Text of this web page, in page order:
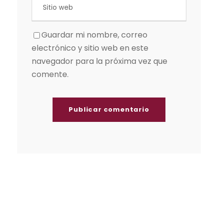
Guardar mi nombre, correo
electrónico y sitio web en este
navegador para la próxima vez que
comente.